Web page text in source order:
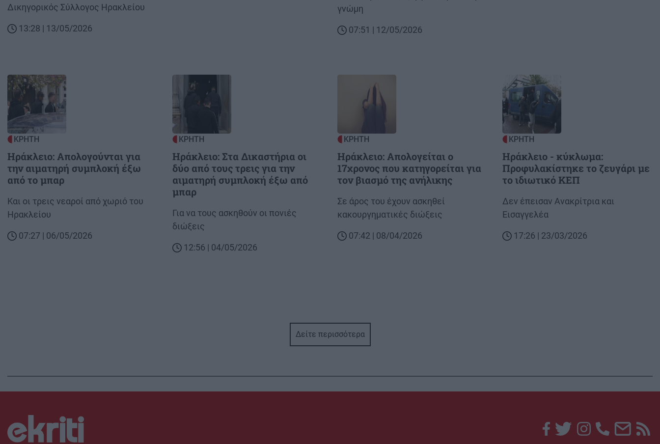
Δικηγορικός Σύλλογος Ηρακλείου
13:28 | 13/05/2026
γνώμη
07:51 | 12/05/2026
Image
ΚΡΗΤΗ
Ηράκλειο: Απολογούνται για
την αιματηρή συμπλοκή έξω
από το μπαρ
Body
Και οι τρεις νεαροί από χωριό του
Ηρακλείου
07:27 | 06/05/2026
ΚΡΗΤΗ
Ηράκλειο: Στα Δικαστήρια οι
δύο από τους τρεις για την
αιματηρή συμπλοκή έξω από
μπαρ
Body
Για να τους ασκηθούν οι πονιές
διώξεις
12:56 | 04/05/2026
ΚΡΗΤΗ
Ηράκλειο: Απολογείται ο
17χρονος που κατηγορείται για
τον βιασμό της ανήλικης
Body
Σε άρος του έχουν ασκηθεί
κακουργηματικές διώξεις
07:42 | 08/04/2026
Image
ΚΡΗΤΗ
Ηράκλειο - κύκλωμα:
Προφυλακίστηκε το ζευγάρι με
το ιδιωτικό ΚΕΠ
Body
Δεν έπεισαν Ανακρίτρια και
Εισαγγελέα
17:26 | 23/03/2026
Δείτε περισσότερα